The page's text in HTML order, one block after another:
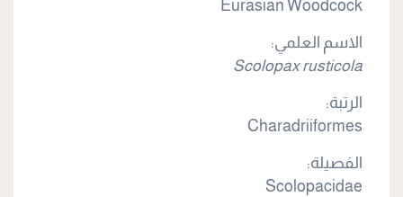
Eurasian Woodcock
الاسم العلمي:
Scolopax rusticola
الرتبة:
Charadriiformes
الفصيلة:
Scolopacidae